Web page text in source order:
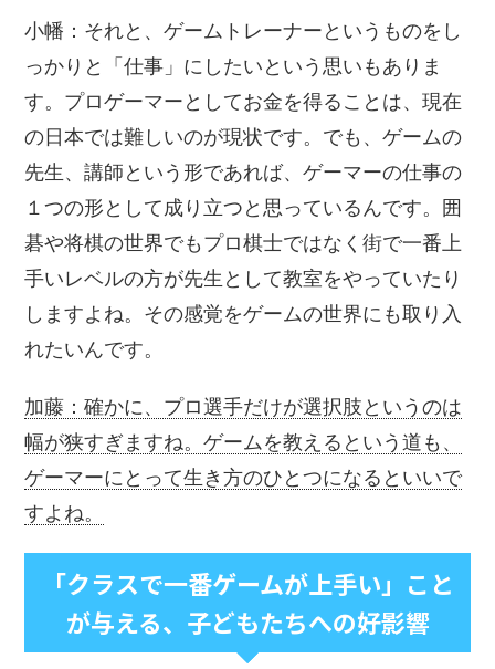
小幡：それと、ゲームトレーナーというものをし
っかりと「仕事」にしたいという思いもありま
す。プロゲーマーとしてお金を得ることは、現在
の日本では難しいのが現状です。でも、ゲームの
先生、講師という形であれば、ゲーマーの仕事の
１つの形として成り立つと思っているんです。囲
碁や将棋の世界でもプロ棋士ではなく街で一番上
手いレベルの方が先生として教室をやっていたり
しますよね。その感覚をゲームの世界にも取り入
れたいんです。
加藤：確かに、プロ選手だけが選択肢というのは
幅が狭すぎますね。ゲームを教えるという道も、
ゲーマーにとって生き方のひとつになるといいで
すよね。
「クラスで一番ゲームが上手い」こと
が与える、子どもたちへの好影響